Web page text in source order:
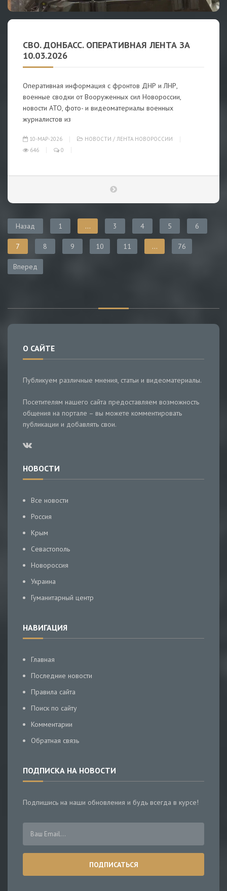
СВО. ДОНБАСС. ОПЕРАТИВНАЯ ЛЕНТА ЗА
10.03.2026
Оперативная информация с фронтов ДНР и ЛНР,
военные сводки от Вооруженных сил Новороссии,
новости АТО, фото- и видеоматериалы военных
журналистов из
10-МАР-2026 НОВОСТИ / ЛЕНТА НОВОРОССИИ
646
0
Назад 1 ... 3 4 5 6
7 8 9 10 11 ... 76
Вперед
О САЙТЕ
Публикуем различные мнения, статьи и видеоматериалы.
Посетителям нашего сайта предоставляем возможность
общения на портале – вы можете комментировать
публикации и добавлять свои.
НОВОСТИ
Все новости
Россия
Крым
Севастополь
Новороссия
Украина
Гуманитарный центр
НАВИГАЦИЯ
Главная
Последние новости
Правила сайта
Поиск по сайту
Комментарии
Обратная связь
ПОДПИСКА НА НОВОСТИ
Подпишись на наши обновления и будь всегда в курсе!